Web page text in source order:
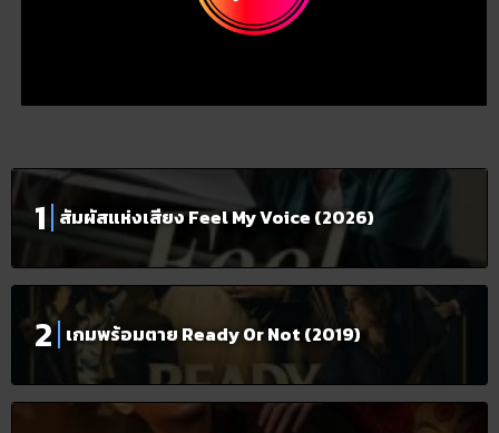
สัมผัสแห่งเสียง Feel My Voice (2026)
เกมพร้อมตาย Ready Or Not (2019)